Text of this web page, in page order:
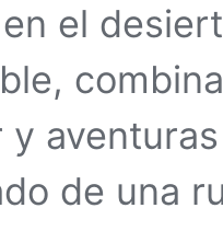
el
y
de una